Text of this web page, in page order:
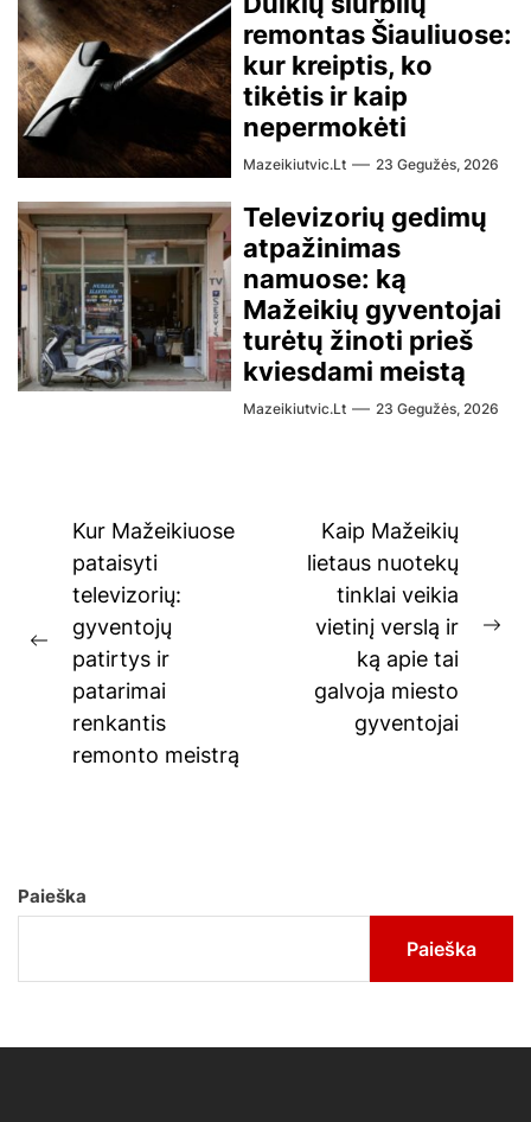
remontas Šiauliuose:
kur kreiptis, ko
tikėtis ir kaip
nepermokėti
Mazeikiutvic.lt 23 Gegužės, 2026
Televizorių gedimų
atpažinimas
namuose: ką
Mažeikių gyventojai
turėtų žinoti prieš
kviesdami meistą
Mazeikiutvic.lt 23 Gegužės, 2026
Navigacija
tarp
įrašų
Previous
post:
Kur Mažeikiuose
pataisyti
televizorių:
gyventojų
patirtys ir
patarimai
renkantis
remonto meistrą
Kaip Mažeikių
lietaus nuotekų
tinklai veikia
vietinį verslą ir
ką apie tai
galvoja miesto
gyventojai
Paieška
Paieška